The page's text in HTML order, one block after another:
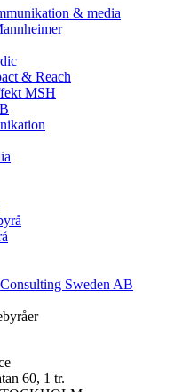
& media
& Reach
MSH
Sweden AB
60, 1 tr.